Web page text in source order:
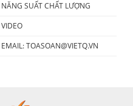
NĂNG SUẤT CHẤT LƯỢNG
VIDEO
EMAIL:TOASOAN@VIETQ.VN